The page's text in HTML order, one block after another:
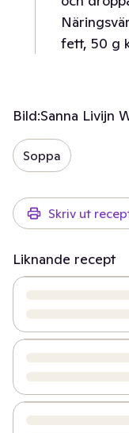
fett, 50 g
Bild:Sanna Livijn
Soppa
Skriv ut
Liknande recept